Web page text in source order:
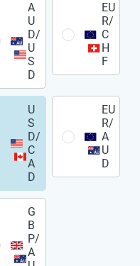
A
U
D/
U
S
D
EU
R/
C
H
F
U
S
D/
C
A
D
EU
R/
A
U
D
G
B
P/
A